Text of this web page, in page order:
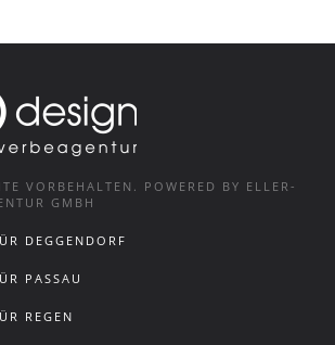
VORBEHALTEN. POWERED BY ELLER-
GMBH
DEGGENDORF
PASSAU
REGEN